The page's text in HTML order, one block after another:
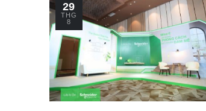
29
THG
8